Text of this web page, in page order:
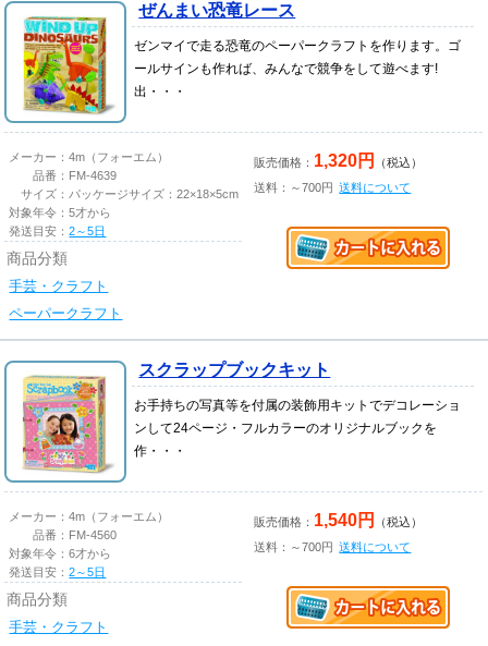
ぜんまい恐竜レース
ゼンマイで走る恐竜のペーパークラフトを作ります。ゴ
ールサインも作れば、みんなで競争をして遊べます!
出・・・
メーカー：4m（フォーエム）
品番： FM-4639
サイズ： パッケージサイズ：22×18×5cm
対象年令：5才から
発送目安：2～5日
商品分類
手芸・クラフト
ペーパークラフト
販売価格： 1,320円
（税込）
送料：～700円
送料について
スクラップブックキット
お手持ちの写真等を付属の装飾用キットでデコレーショ
ンして24ページ・フルカラーのオリジナルブックを
作・・・
メーカー：4m（フォーエム）
品番： FM-4560
対象年令：6才から
発送目安：2～5日
商品分類
手芸・クラフト
販売価格： 1,540円
（税込）
送料：～700円
送料について